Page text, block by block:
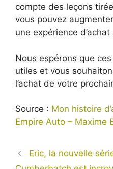
compte des leçons
vous pouvez
une expérience
Nous espérons que
utiles et vous
l’achat de votre
Source : Mon histoire
Empire Auto – Maxime
Eric, la nouvelle